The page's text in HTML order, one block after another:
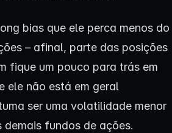
bias que ele perca menos do
– afinal, parte das posições
fique um pouco para trás em
ele não está em geral
ser uma volatilidade menor
fundos de ações.